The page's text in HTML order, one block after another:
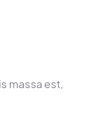
massa est,